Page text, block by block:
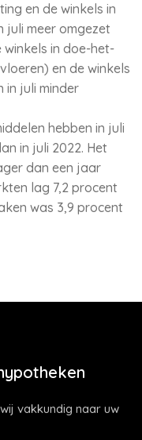
en de winkels in
juli meer omgezet
winkels in doe-het-
en de winkels
in juli minder
hebben in juli
in juli 2022. Het
dan een jaar
lag 7,2 procent
was 3,9 procent
vakkundig naar uw